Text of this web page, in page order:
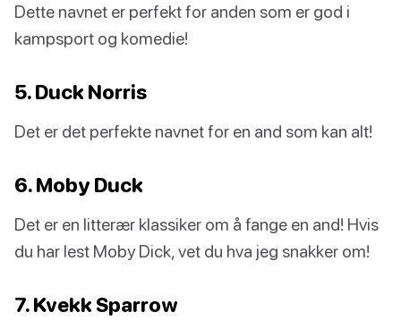
Dette navnet er perfekt for anden som er god i
kampsport og komedie!
5. Duck Norris
Det er det perfekte navnet for en and som kan alt!
6. Moby Duck
Det er en litterær klassiker om å fange en and! Hvis
du har lest Moby Dick, vet du hva jeg snakker om!
7. Kvekk Sparrow